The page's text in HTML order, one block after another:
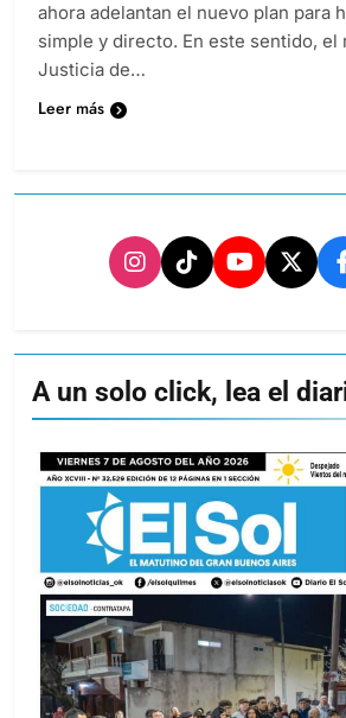
ahora adelantan el nuevo plan para
simple y directo. En este sentido, el
Justicia de…
Leer más
A un solo click, lea el